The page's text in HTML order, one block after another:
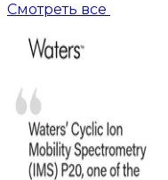
Смотреть все